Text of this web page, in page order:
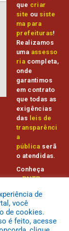
que criar
site ou siste
ma para
prefeituras!
Realizamos
uma assesso
ria completa,
onde
garantimos
em contrato
que todas as
exigências
das leis de
transparênci
a
pública serã
o atendidas.
Conheça
oPNTPe
Transparênc
ia Pública
de
você
de cookies.
é feito, acesse